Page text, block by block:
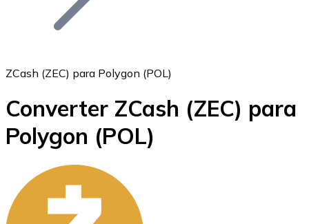
Bitcoin
BTC
ZCash (ZEC) para Polygon (POL)
Converter ZCash (ZEC) para
Polygon (POL)